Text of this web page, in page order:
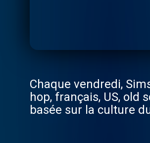
Chaque vendredi,
hop, français, US, old
basée sur la culture
émission